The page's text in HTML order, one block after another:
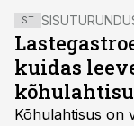
ST
kuidas
Kõhulahtisus on